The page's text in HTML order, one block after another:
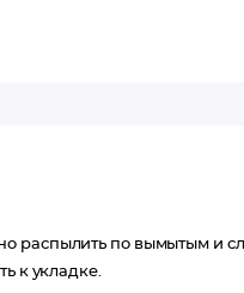
распылить по вымытым и
к укладке.